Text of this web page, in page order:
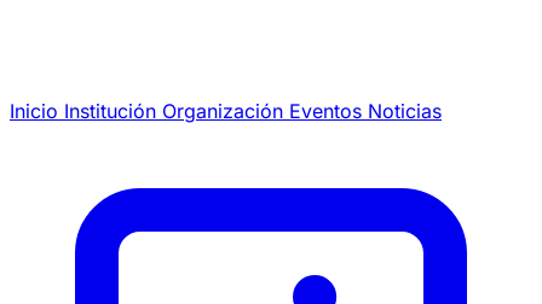
Inicio Institución Organización Eventos Noticias